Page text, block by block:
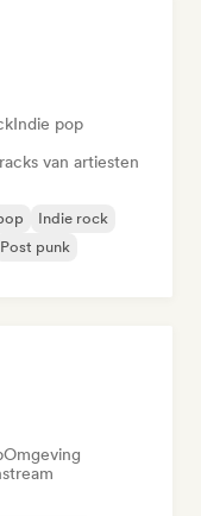
Indie pop
van artiesten
Indie rock
Post punk
Omgeving